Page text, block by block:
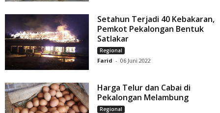
Setahun Terjadi 40 Kebakaran,
Pemkot Pekalongan Bentuk
Satlakar
Regional
Farid - 06 Juni 2022
Harga Telur dan Cabai di
Pekalongan Melambung
Regional